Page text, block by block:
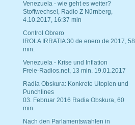
Venezuela - wie geht es weiter?
Stoffwechsel, Radio Z Nürnberg,
4.10.2017, 16:37 min
Control Obrero
IROLA IRRATIA 30 de enero de 2017, 58
min.
Venezuela - Krise und Inflation
Freie-Radios.net, 13 min. 19.01.2017
Radia Obskura: Konkrete Utopien und
Punchlines
03. Februar 2016 Radia Obskura, 60
min.
Nach den Parlamentswahlen in